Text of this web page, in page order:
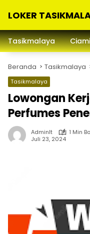
LOKER
Lowongan
Kerja
dan
Sekitarna
Tasikmalaya
Beranda Tasikmalaya
Tasikmalaya
Lowongan
Perfumes
Adminlt
1 Min
Juli 23, 2024